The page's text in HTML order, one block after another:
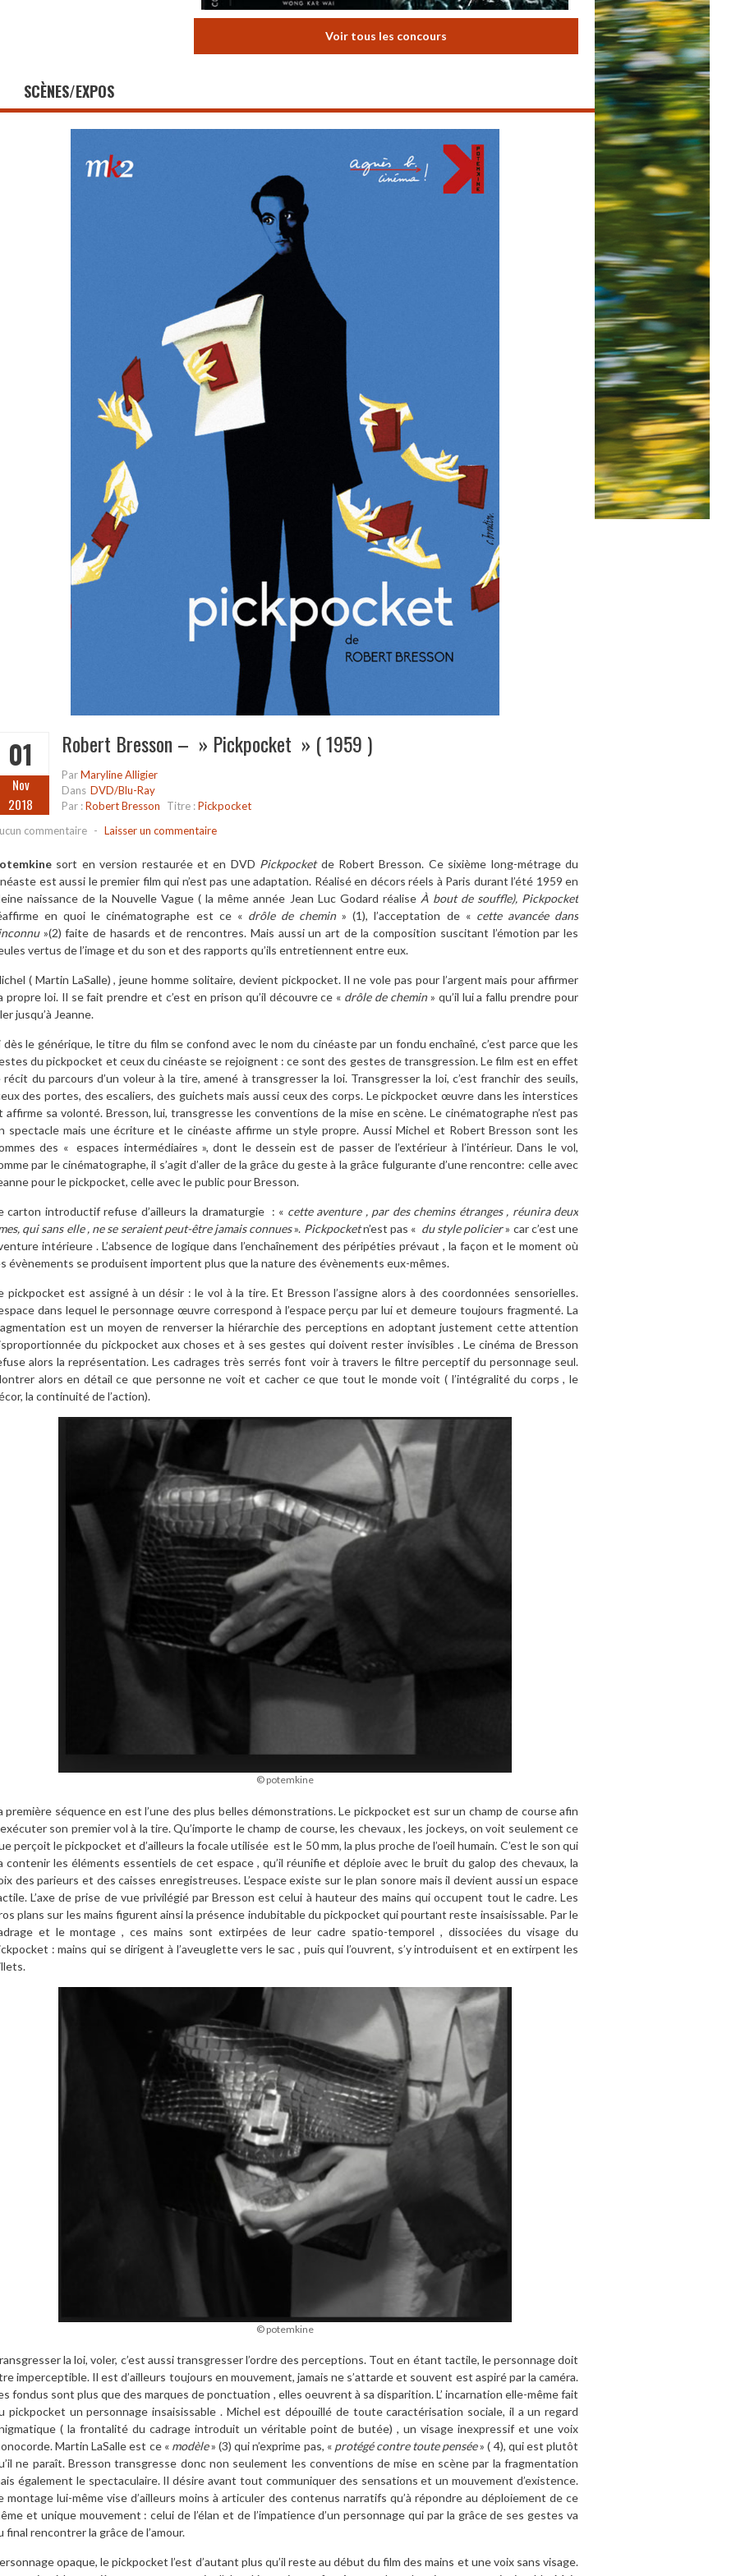
Voir tous les concours
SCÈNES/EXPOS
01
Nov
2018
Robert Bresson – » Pickpocket » ( 1959 )
ParMaryline Alligier
Dans DVD/Blu-Ray
Par :Robert Bresson Titre :Pickpocket
commentaire - Laisser un commentaire
sort en version restaurée et en DVD Pickpocket de Robert Bresson. Ce sixième long-métrage du
est aussi le premier film qui n’est pas une adaptation. Réalisé en décors réels à Paris durant l’été 1959 en
naissance de la Nouvelle Vague ( la même année Jean Luc Godard réalise Àbout de souffle), Pickpocket
en quoi le cinématographe est ce « drôle de chemin»(1), l’acceptation de « cette avancée dans
»(2)faite de hasards et de rencontres. Mais aussi un art de la composition suscitant l’émotion par les
vertus de l’image et du son et des rapports qu’ils entretiennent entre eux.
( Martin LaSalle) , jeune homme solitaire, devient pickpocket. Il ne vole pas pour l’argent mais pour affirmer
propre loi. Il se fait prendre et c’est en prison qu’il découvre ce « drôle de chemin» qu’il lui a fallu prendre pour
jusqu’à Jeanne.
dès le générique, le titre du film se confond avec le nom du cinéaste par un fondu enchaîné, c’est parce que les
du pickpocket et ceux du cinéaste se rejoignent : ce sont des gestes de transgression. Le film est en effet
récit du parcours d’un voleur à la tire, amené à transgresser la loi. Transgresser la loi, c’est franchir des seuils,
des portes, des escaliers, des guichets mais aussi ceux des corps. Le pickpocket œuvre dans les interstices
affirme sa volonté. Bresson, lui, transgresse les conventions de la mise en scène. Le cinématographe n’est pas
spectacle mais une écriture et le cinéaste affirme un style propre. Aussi Michel et Robert Bresson sont les
des « espaces intermédiaires », dont le dessein est de passer de l’extérieur à l’intérieur. Dans le vol,
par le cinématographe, il s’agit d’aller de la grâce du geste à la grâce fulgurante d’une rencontre: celle avec
pour le pickpocket, celle avec le public pour Bresson.
carton introductif refuse d’ailleurs la dramaturgie : « cette aventure , par des chemins étranges , réunira deux
qui sans elle , ne se seraient peut-être jamais connues». Pickpocketn’est pas « du style policier» car c’est une
intérieure . L’absence de logique dans l’enchaînement des péripéties prévaut , la façon et le moment où
évènements se produisent importent plus que la nature des évènements eux-mêmes.
pickpocket est assigné à un désir : le vol à la tire. Et Bresson l’assigne alors à des coordonnées sensorielles.
dans lequel le personnage œuvre correspond à l’espace perçu par lui et demeure toujours fragmenté. La
est un moyen de renverser la hiérarchie des perceptions en adoptant justement cette attention
du pickpocket aux choses et à ses gestes qui doivent rester invisibles . Le cinéma de Bresson
alors la représentation. Les cadrages très serrés font voir à travers le filtre perceptif du personnage seul.
alors en détail ce que personne ne voit et cacher ce que tout le monde voit ( l’intégralité du corps , le
la continuité de l’action).
© potemkine
première séquence en est l’une des plus belles démonstrations. Le pickpocket est sur un champ de course afin
son premier vol à la tire. Qu’importe le champ de course, les chevaux , les jockeys, on voit seulement ce
perçoit le pickpocket et d’ailleurs la focale utilisée est le 50 mm, la plus proche de l’oeil humain. C’est le son qui
contenir les éléments essentiels de cet espace , qu’il réunifie et déploie avec le bruit du galop des chevaux, la
des parieurs et des caisses enregistreuses. L’espace existe sur le plan sonore mais il devient aussi un espace
L’axe de prise de vue privilégié par Bresson est celui à hauteur des mains qui occupent tout le cadre. Les
plans sur les mains figurent ainsi la présence indubitable du pickpocket qui pourtant reste insaisissable. Par le
et le montage , ces mains sont extirpées de leur cadre spatio-temporel , dissociées du visage du
: mains qui se dirigent à l’aveuglette vers le sac , puis qui l’ouvrent, s’y introduisent et en extirpent les
© potemkine
la loi, voler, c’est aussi transgresser l’ordre des perceptions. Tout en étant tactile, le personnage doit
imperceptible. Il est d’ailleurs toujours en mouvement, jamais ne s’attarde et souvent est aspiré par la caméra.
fondus sont plus que des marques de ponctuation , elles oeuvrent à sa disparition. L’ incarnation elle-même fait
pickpocket un personnage insaisissable . Michel est dépouillé de toute caractérisation sociale, il a un regard
( la frontalité du cadrage introduit un véritable point de butée) , un visage inexpressif et une voix
Martin LaSalle est ce « modèle»(3)qui n’exprime pas, « protégé contre toute pensée»( 4), qui est plutôt
ne paraît. Bresson transgresse donc non seulement les conventions de mise en scène par la fragmentation
également le spectaculaire. Il désire avant tout communiquer des sensations et un mouvement d’existence.
montage lui-même vise d’ailleurs moins à articuler des contenus narratifs qu’à répondre au déploiement de ce
et unique mouvement : celui de l’élan et de l’impatience d’un personnage qui par la grâce de ses gestes va
final rencontrer la grâce de l’amour.
opaque, le pickpocket l’est d’autant plus qu’il reste au début du film des mains et une voix sans visage.